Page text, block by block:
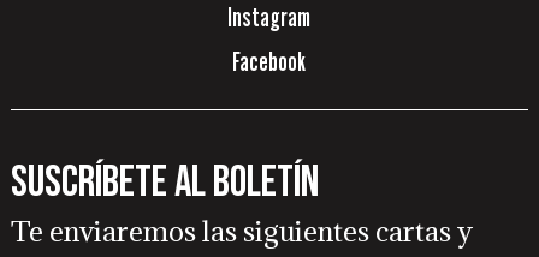
Instagram
Facebook
Suscríbete al boletín
Te enviaremos las siguientes cartas y